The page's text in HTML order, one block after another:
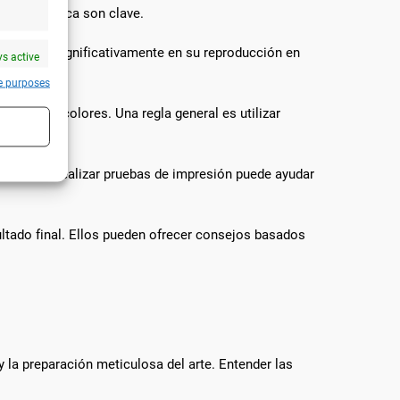
active
active
purposes
y la técnica son clave.
variar significativamente en su reproducción en
de los colores. Una regla general es utilizar
Realizar pruebas de impresión puede ayudar
final. Ellos pueden ofrecer consejos basados
preparación meticulosa del arte. Entender las